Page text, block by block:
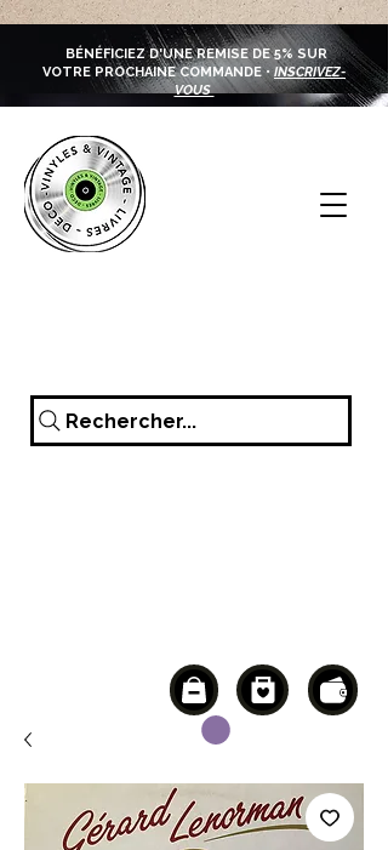
BÉNÉFICIEZ D'UNE REMISE DE 5% SUR
VOTRE PROCHAINE COMMANDE • INSCRIVEZ-
VOUS
Rechercher...